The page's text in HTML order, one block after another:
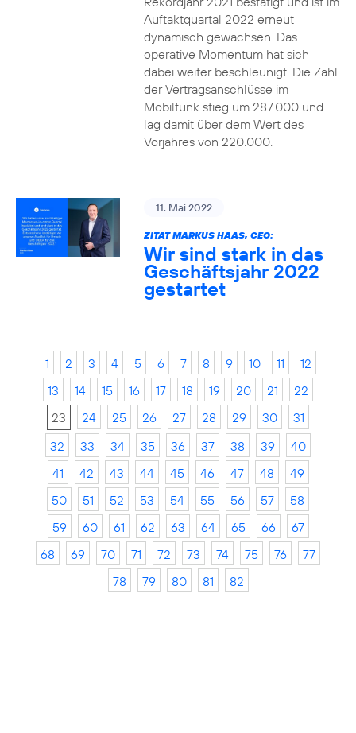
Auftaktquartal 2022 erneut
dynamisch gewachsen. Das
operative Momentum hat sich
dabei weiter beschleunigt. Die Zahl
der Vertragsanschlüsse im
Mobilfunk stieg um 287.000 und
lag damit über dem Wert des
Vorjahres von 220.000.
11. Mai 2022
ZITAT MARKUS HAAS, CEO:
Wir sind stark in das
Geschäftsjahr 2022
gestartet
1 2 3 4 5 6 7 8 9 10 11
12
13
14 15 16 17 18 19 20 21
22
23
24 25 26 27 28 29 30
31
32
33 34 35 36 37 38 39
40
41
42 43 44 45 46 47 48
49
50
51 52 53 54 55 56 57
58
59
60 61 62 63 64 65 66
67
68
69 70 71 72 73 74 75 76
77
78
79 80 81 82